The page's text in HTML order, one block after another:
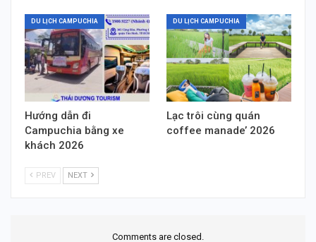
DU LỊCH CAMPUCHIA
Hướng dẫn đi
Campuchia bằng xe
khách 2026
DU LỊCH CAMPUCHIA
Lạc trôi cùng quán
coffee manade’ 2026
PREV NEXT
Comments are closed.